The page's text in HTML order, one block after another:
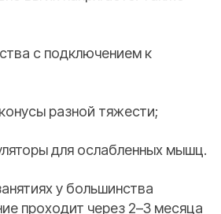
с подключением к
разной тяжести;
для ослабленных мышц.
у большинства
проходит через 2–3 месяца